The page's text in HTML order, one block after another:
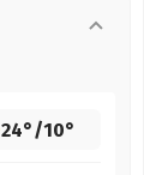
24°/10°